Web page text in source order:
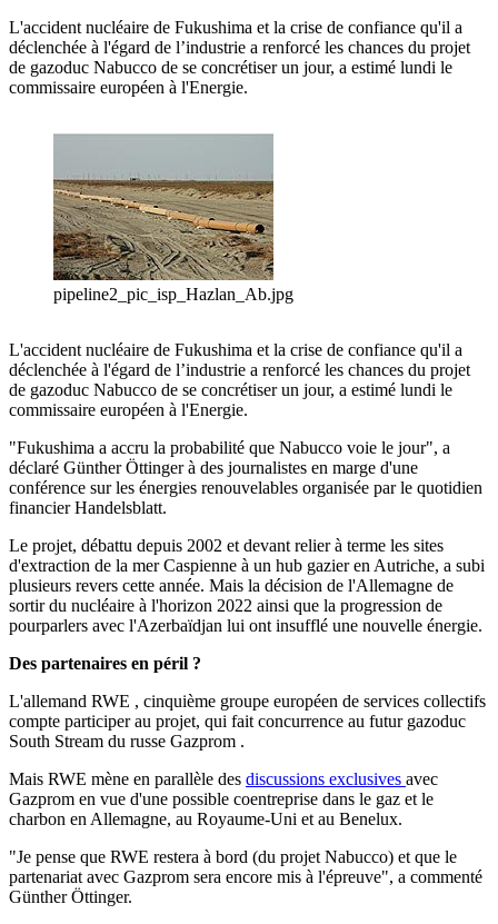
L'accident nucléaire de Fukushima et la crise de confiance qu'il a
déclenchée à l'égard de l’industrie a renforcé les chances du projet
de gazoduc Nabucco de se concrétiser un jour, a estimé lundi le
commissaire européen à l'Energie.
pipeline2_pic_isp_Hazlan_Ab.jpg
L'accident nucléaire de Fukushima et la crise de confiance qu'il a
déclenchée à l'égard de l’industrie a renforcé les chances du projet
de gazoduc Nabucco de se concrétiser un jour, a estimé lundi le
commissaire européen à l'Energie.
"Fukushima a accru la probabilité que Nabucco voie le jour", a
déclaré Günther Öttinger à des journalistes en marge d'une
conférence sur les énergies renouvelables organisée par le quotidien
financier Handelsblatt.
Le projet, débattu depuis 2002 et devant relier à terme les sites
d'extraction de la mer Caspienne à un hub gazier en Autriche, a subi
plusieurs revers cette année. Mais la décision de l'Allemagne de
sortir du nucléaire à l'horizon 2022 ainsi que la progression de
pourparlers avec l'Azerbaïdjan lui ont insufflé une nouvelle énergie.
Des partenaires en péril ?
L'allemand RWE , cinquième groupe européen de services collectifs
compte participer au projet, qui fait concurrence au futur gazoduc
South Stream du russe Gazprom .
Mais RWE mène en parallèle des discussions exclusives avec
Gazprom en vue d'une possible coentreprise dans le gaz et le
charbon en Allemagne, au Royaume-Uni et au Benelux.
"Je pense que RWE restera à bord (du projet Nabucco) et que le
partenariat avec Gazprom sera encore mis à l'épreuve", a commenté
Günther Öttinger.